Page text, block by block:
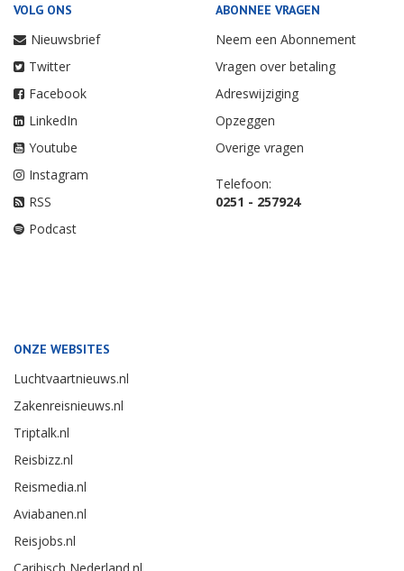
VOLG ONS
Nieuwsbrief
Twitter
Facebook
LinkedIn
Youtube
Instagram
RSS
Podcast
ABONNEE VRAGEN
Neem een Abonnement
Vragen over betaling
Adreswijziging
Opzeggen
Overige vragen
Telefoon:
0251 - 257924
ONZE WEBSITES
Luchtvaartnieuws.nl
Zakenreisnieuws.nl
Triptalk.nl
Reisbizz.nl
Reismedia.nl
Aviabanen.nl
Reisjobs.nl